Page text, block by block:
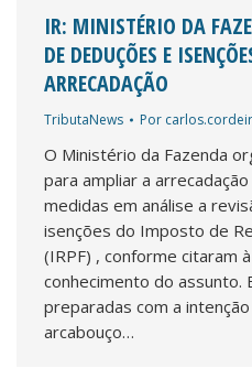
IR: MINISTÉRIO DA
DE DEDUÇÕES E
ARRECADAÇÃO
TributaNews Por
O Ministério da Fazenda
para ampliar a
medidas em análise a
isenções do Imposto de
(IRPF) , conforme citaram
conhecimento do assunto.
preparadas com a
arcabouço…